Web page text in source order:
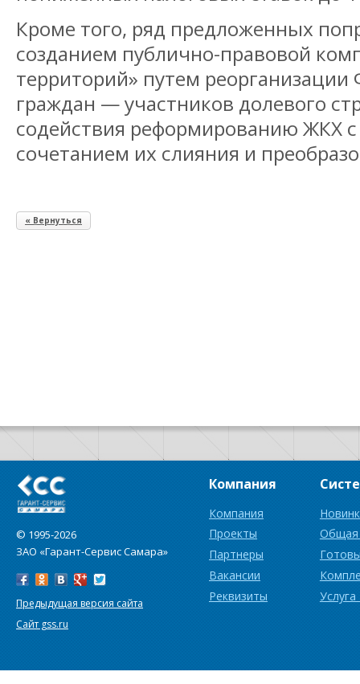
Кроме того, ряд предложенных
созданием публично-правовой
территорий» путем
граждан — участников долевого
содействия реформированию ЖКХ
сочетанием их слияния и
« Вернуться
© 1995-2026
ЗАО «Гарант-Сервис Самара»
Предыдущая версия сайта
Сайт gss.ru
Компания
Компания
Проекты
Партнеры
Вакансии
Реквизиты
Общая